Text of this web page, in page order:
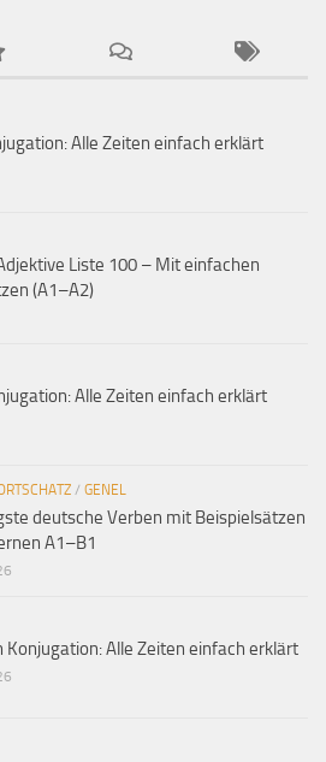
Alle Zeiten einfach erklärt
Liste 100 – Mit einfachen
(A1–A2)
Alle Zeiten einfach erklärt
/ GENEL
deutsche Verben mit Beispielsätzen
A1–B1
Konjugation: Alle Zeiten einfach erklärt